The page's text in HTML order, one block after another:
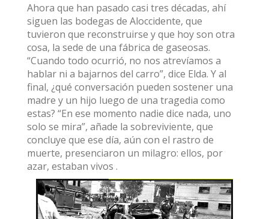
Ahora que han pasado casi tres décadas, ahí
siguen las bodegas de Aloccidente, que
tuvieron que reconstruirse y que hoy son otra
cosa, la sede de una fábrica de gaseosas.
“Cuando todo ocurrió, no nos atrevíamos a
hablar ni a bajarnos del carro”, dice Elda. Y al
final, ¿qué conversación pueden sostener una
madre y un hijo luego de una tragedia como
estas? “En ese momento nadie dice nada, uno
solo se mira”, añade la sobreviviente, que
concluye que ese día, aún con el rastro de
muerte, presenciaron un milagro: ellos, por
azar, estaban vivos .